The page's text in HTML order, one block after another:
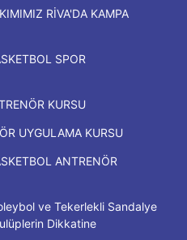
RİVA'DA KAMPA
SPOR
KURSU
UYGULAMA KURSU
ANTRENÖR
ve Tekerlekli Sandalye
Dikkatine